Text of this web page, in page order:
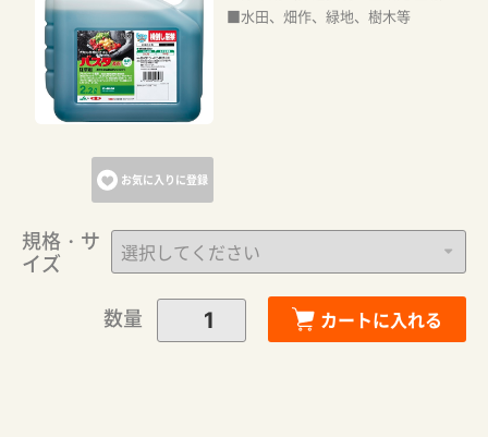
お気に入りに登録
■水田、畑作、緑地、樹木等
規格・サ
イズ
数量
カートに入れる